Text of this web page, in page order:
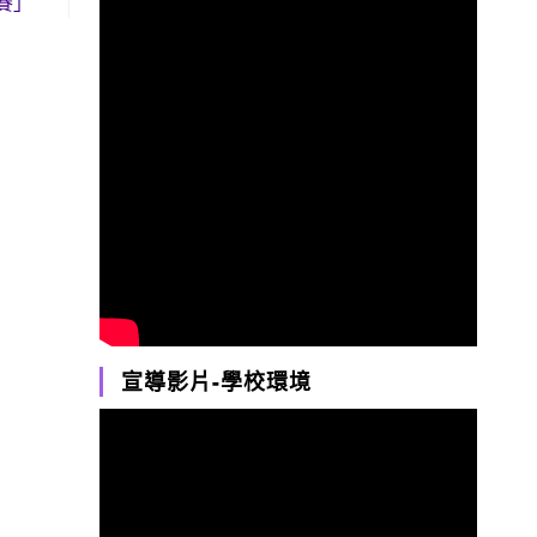
宣導影片-學校環境